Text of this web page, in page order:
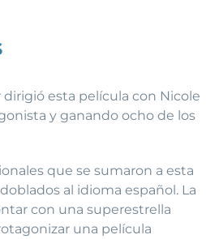
esta película con Nicole
y ganando ocho de los
que se sumaron a esta
al idioma español. La
con una superestrella
una película